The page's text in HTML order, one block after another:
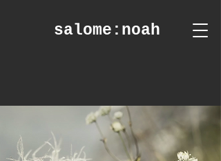
salome :noah